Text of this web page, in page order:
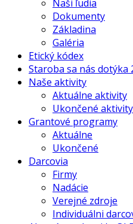
Naši ľudia
Dokumenty
Základina
Galéria
Etický kódex
Staroba sa nás dotýka
Naše aktivity
Aktuálne aktivity
Ukončené aktivity
Grantové programy
Aktuálne
Ukončené
Darcovia
Firmy
Nadácie
Verejné zdroje
Individuálni